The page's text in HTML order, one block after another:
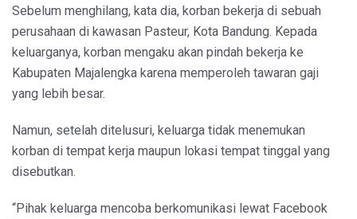
Sebelum menghilang, kata dia, korban bekerja di sebuah
perusahaan di kawasan Pasteur, Kota Bandung. Kepada
keluarganya, korban mengaku akan pindah bekerja ke
Kabupaten Majalengka karena memperoleh tawaran gaji
yang lebih besar.
Namun, setelah ditelusuri, keluarga tidak menemukan
korban di tempat kerja maupun lokasi tempat tinggal yang
disebutkan.
“Pihak keluarga mencoba berkomunikasi lewat Facebook